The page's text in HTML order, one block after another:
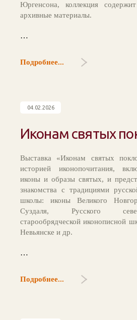
Юргенсона, коллекция
архивные материалы.
…
Подробнее...
04.02.2026
Иконам святых
Выставка «Иконам святых
историей иконопочитания,
иконы и образы святых, и
знакомства с традициями
школы: иконы Великого
Суздаля, Русского
старообрядческой иконописной
Невьянске и др.
…
Подробнее...